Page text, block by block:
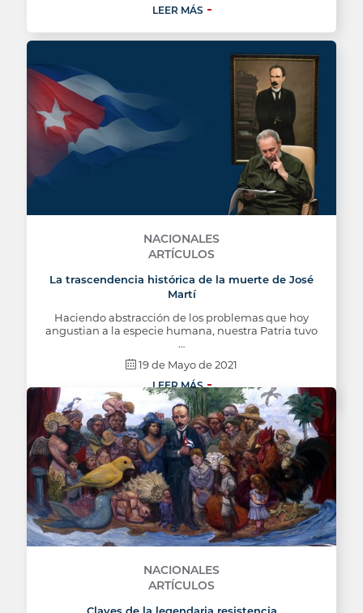
LEER MÁS
NACIONALES
ARTÍCULOS
La trascendencia histórica de la muerte de José
Martí
Haciendo abstracción de los problemas que hoy
angustian a la especie humana, nuestra Patria tuvo
…
19 de Mayo de 2021
LEER MÁS
NACIONALES
ARTÍCULOS